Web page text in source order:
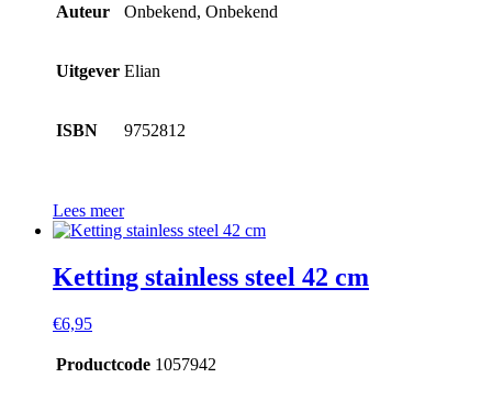
Auteur Onbekend, Onbekend
Uitgever Elian
ISBN 9752812
Lees meer
Ketting stainless steel 42 cm
€6,95
Productcode 1057942